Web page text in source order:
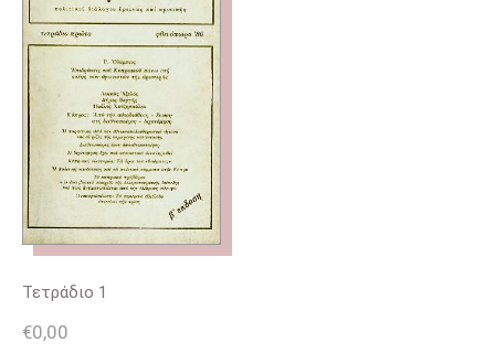
Τετράδιο 1
€0,00